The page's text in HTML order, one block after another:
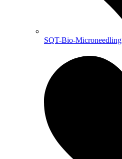
SQT-Bio-Microneedling